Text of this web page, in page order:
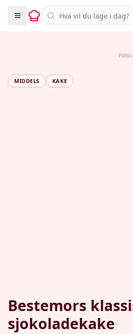
Søk i oppskrifter
MIDDELS KAKE
Bestemors
sjokoladekake
Foto